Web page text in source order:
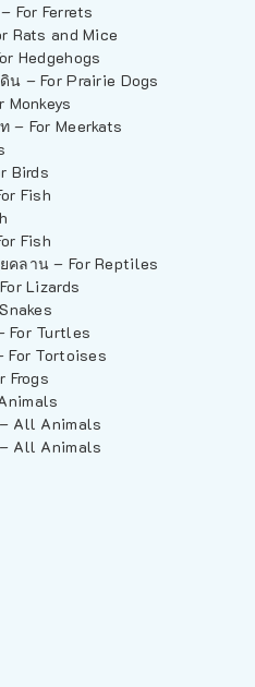
For Ferrets
Rats and Mice
Hedgehogs
น – For Prairie Dogs
Monkeys
– For Meerkats
Birds
Fish
Fish
คลาน – For Reptiles
Lizards
For Turtles
For Tortoises
Frogs
All Animals
All Animals